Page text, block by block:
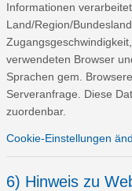
Informationen
Land/Region/
verwendeten Browser
Sprachen gem.
Serveranfrage. Diese
zuordenbar.
Cookie-Einstellungen
6) Hinweis zu